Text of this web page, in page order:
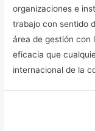
organizaciones e
trabajo con sentido
área de gestión con
eficacia que
internacional de la